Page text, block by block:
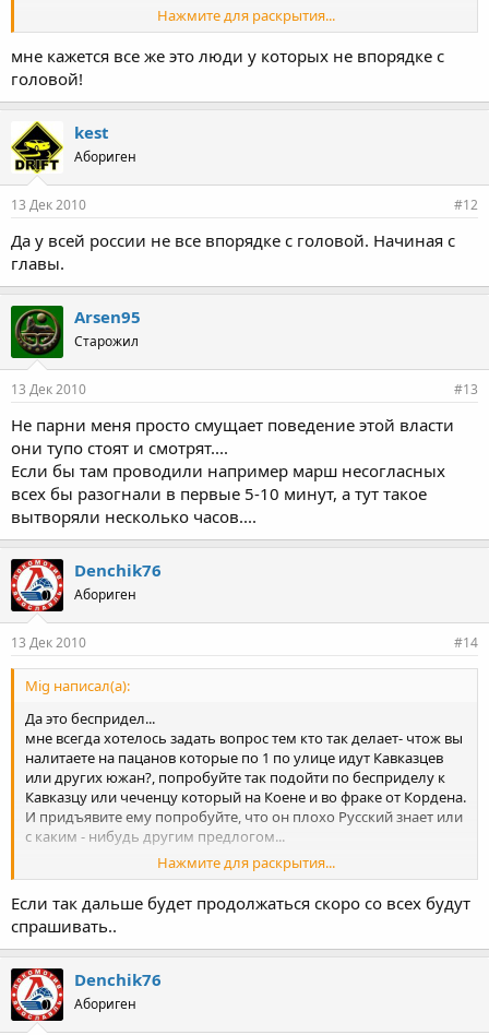
На самом деле тут дело даж не в стаде и не в балбесах, а в том,
народ друг против друга.
Нажмите для раскрытия...
мне кажется все же это люди у которых не впорядке с
головой!
kest
Абориген
13 Дек 2010 #12
Да у всей россии не все впорядке с головой. Начиная с
главы.
Arsen95
Старожил
13 Дек 2010 #13
Не парни меня просто смущает поведение этой власти
они тупо стоят и смотрят....
Если бы там проводили например марш несогласных
всех бы разогнали в первые 5-10 минут, а тут такое
вытворяли несколько часов....
Denchik76
Абориген
13 Дек 2010 #14
Mig написал(а):
Да это беспридел...
мне всегда хотелось задать вопрос тем кто так делает- чтож вы
налитаете на пацанов которые по 1 по улице идут Кавказцев
или других южан?, попробуйте так подойти по бесприделу к
Кавказцу или чеченцу который на Коене и во фраке от Кордена.
И придъявите ему попробуйте, что он плохо Русский знает или
с каким - нибудь другим предлогом...
На самом деле тут дело даж не в стаде и не в балбесах, а в том,
что для кого-то это выгодно, ктот для своих целей настраивает
народ друг против друга.
Нажмите для раскрытия...
Если так дальше будет продолжаться скоро со всех будут
спрашивать..
Denchik76
Абориген